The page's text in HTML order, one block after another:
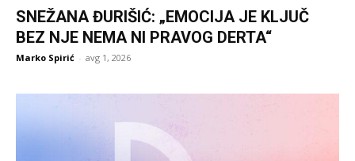
SNEŽANA ĐURIŠIĆ: „EMOCIJA JE KLJUČ
BEZ NJE NEMA NI PRAVOG DERTA“
Marko Spirić - avg 1, 2026